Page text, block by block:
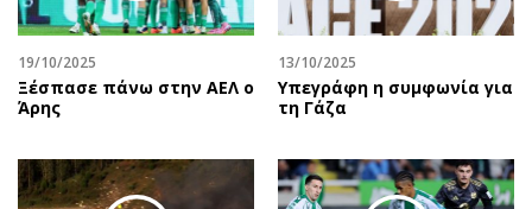
19/10/2025
Ξέσπασε πάνω στην ΑΕΛ ο
Άρης
13/10/2025
Υπεγράφη η συμφωνία για
τη Γάζα